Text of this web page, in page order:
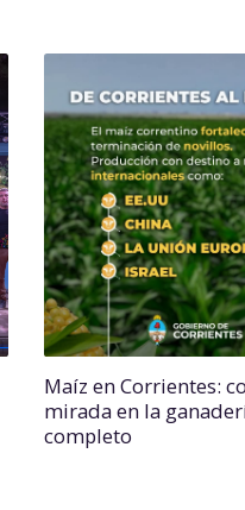
Maíz en Corrientes:
mirada en la
completo